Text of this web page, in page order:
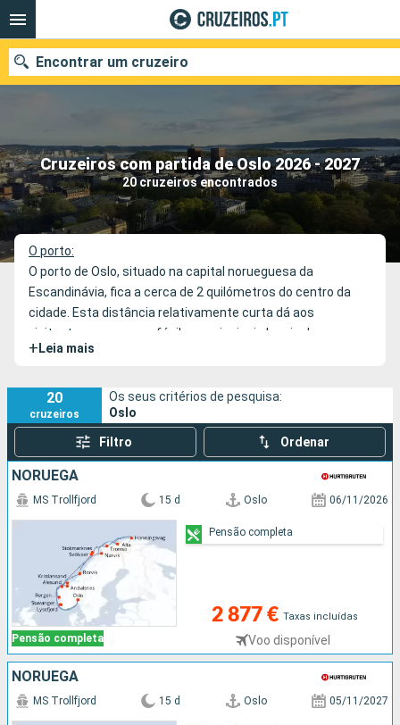
Cruzeiros com partida de Oslo 2026 - 2027
20 cruzeiros encontrados
Encontrar um cruzeiro
Quando ir?
Data de partida
Pesquisar
O porto:
O porto de Oslo, situado na capital norueguesa da
Escandinávia, fica a cerca de 2 quilómetros do centro da
cidade. Esta distância relativamente curta dá aos
visitantes um acesso fácil aos principais locais de
interesse da cidade. As opções de transporte incluem
longo da orla marítima, oferecendo uma excelente
introdução à atmosfera única desta capital do norte da
+ Leia mais
20
cruzeiros
Os seus critérios de pesquisa:
Oslo
Filtro Ordenar
NORUEGA
Pensão completa
MS Trollfjord 15 d Oslo 06/11/2026
2 877 € Taxas incluídas
Voo disponível
Pensão completa
NORUEGA
MS Trollfjord 15 d Oslo 05/11/2027